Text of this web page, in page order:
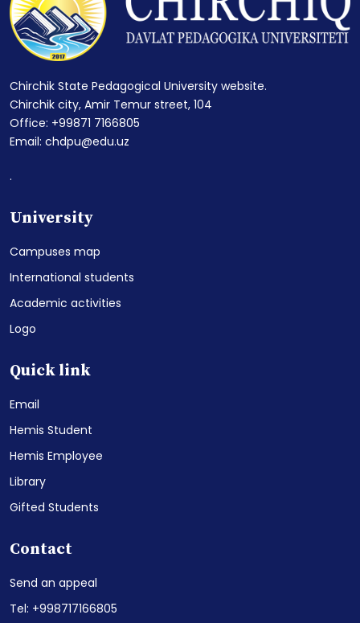
Chirchik State Pedagogical University website.
Chirchik city, Amir Temur street, 104
Office: +99871 7166805
Email: chdpu@edu.uz
.
University
Campuses map
International students
Academic activities
Logo
Quick link
Email
Hemis Student
Hemis Employee
Library
Gifted Students
Contact
Send an appeal
Tel: +998717166805